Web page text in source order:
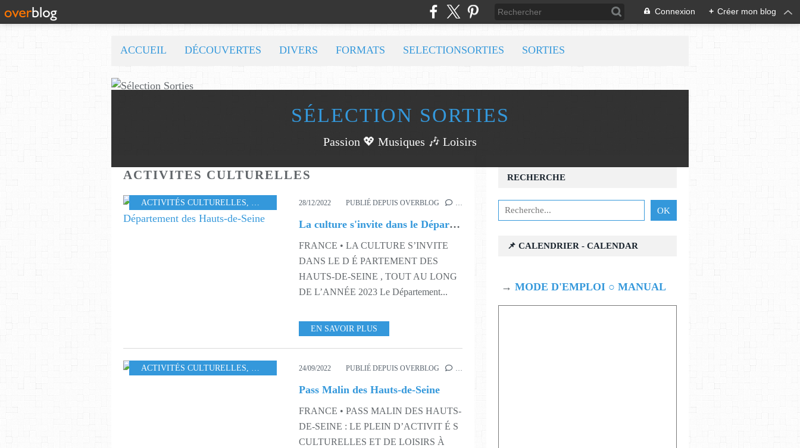
Connexion + Créer mon blog
SÉLECTION SORTIES
Passion 💖 Musiques 🎶 Loisirs
ACCUEIL DÉCOUVERTES DIVERS FORMATS SELECTIONSORTIES SORTIES
ACTIVITES CULTURELLES
ACTIVITÉS CULTURELLES, CONCERTS EXPOSITIONS,FESTIVALS,MUSÉES PATRIMOINE ,S52
28/12/2022 PUBLIÉ DEPUIS OVERBLOG …
La culture s'invite dans le Département des Hauts-de-Seine
FRANCE • LA CULTURE S’INVITE
DANS LE D É PARTEMENT DES
HAUTS-DE-SEINE , TOUT AU LONG
DE L’ANNÉE 2023 Le Département...
EN SAVOIR PLUS
ACTIVITÉS CULTURELLES, LOISIRS S3824/09/2022 PUBLIÉ DEPUIS OVERBLOG …
Pass Malin des Hauts-de-Seine
FRANCE • PASS MALIN DES HAUTS-
DE-SEINE : LE PLEIN D’ACTIVIT É S
CULTURELLES ET DE LOISIRS À
RECHERCHE
📌 CALENDRIER - CALENDAR
→ MODE D'EMPLOI ○ MANUAL